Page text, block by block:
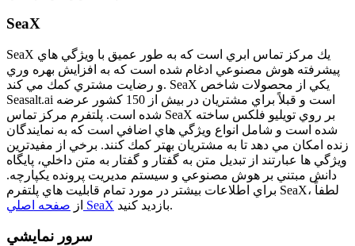
SeaX
SeaX يك مركز تماس ابري است كه به طور عميق با ويژگي هاي
پيشرفته هوش مصنوعي ادغام شده است كه به افزايش بهره وري
و رضايت مشتري كمك مي كند. SeaX يكي از محصولات شاخص
Seasalt.ai است و قبلاً براي مشتريان در بيش از 150 كشور عرضه
شده است. پلتفرم مركز تماس SeaX بر روي تويليو فلكس ساخته
شده است و شامل انواع ويژگي هاي اضافي است كه به نمايندگان
زنده امكان مي دهد تا به مشتريان بهتر كمك كنند. برخي از مفيدترين
ويژگي ها عبارتند از تبديل متن به گفتار و گفتار به متن داخلي، پايگاه
دانش مبتني بر هوش مصنوعي و سيستم مديريت پرونده يكپارچه.
براي اطلاعات بيشتر در مورد تمام قابليت هاي پلتفرم SeaX، لطفاً
از صفحه اصلي SeaX بازديد كنيد.
سرور نمايشي